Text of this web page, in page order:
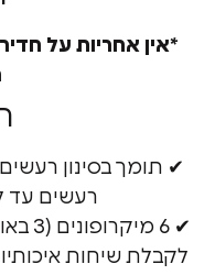
על חדירת
תכונות
רעשים עד לרמה של כ-
✔ 6 מיקרופונים (3
שיחות איכותיות